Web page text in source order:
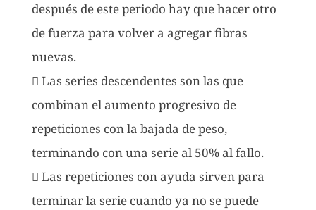
después de este periodo hay que hacer otro
de fuerza para volver a agregar fibras
nuevas.
 Las series descendentes son las que
combinan el aumento progresivo de
repeticiones con la bajada de peso,
terminando con una serie al 50% al fallo.
 Las repeticiones con ayuda sirven para
terminar la serie cuando ya no se puede